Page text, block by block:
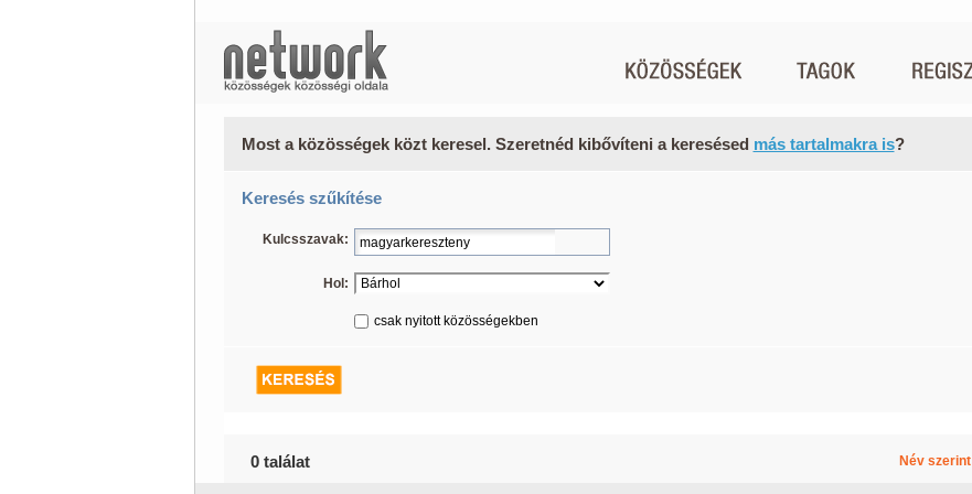
Most a közösségek közt keresel. Szeretnéd kibővíteni a keresésed más tartalmakra is?
Keresés szűkítése
Kulcsszavak:
Hol:
csak nyitott közösségekben
0 találat Név szerint